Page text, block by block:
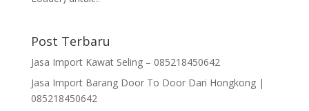
Post Terbaru
Jasa Import Kawat Seling – 085218450642
Jasa Import Barang Door To Door Dari Hongkong |
085218450642